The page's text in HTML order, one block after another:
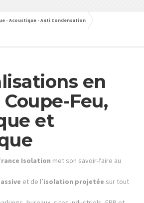
- Acoustique - Anti Condensation
en
Feu,
et
Isolation met son savoir-faire au
et de l’isolation projetée sur tout